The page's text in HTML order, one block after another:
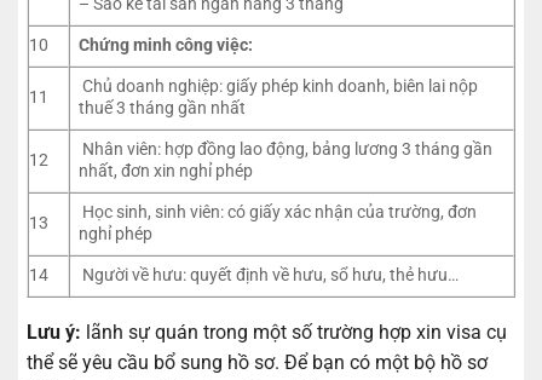
– Sao kê tài sản ngân hàng 3 tháng
10
Chứng minh công việc:
11
Chủ doanh nghiệp: giấy phép kinh doanh, biên lai nộp
thuế 3 tháng gần nhất
12
Nhân viên: hợp đồng lao động, bảng lương 3 tháng gần
nhất, đơn xin nghỉ phép
13
Học sinh, sinh viên: có giấy xác nhận của trường, đơn
nghỉ phép
14
Người về hưu: quyết định về hưu, sổ hưu, thẻ hưu…
Lưu ý: lãnh sự quán trong một số trường hợp xin visa cụ
thể sẽ yêu cầu bổ sung hồ sơ. Để bạn có một bộ hồ sơ